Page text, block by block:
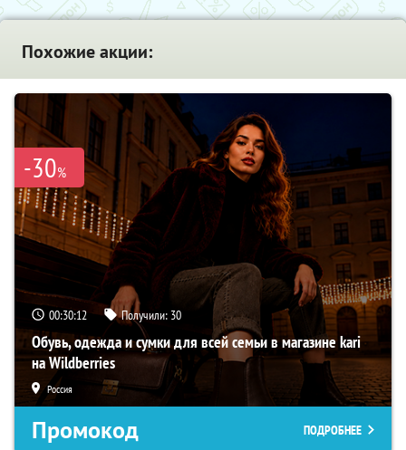
Похожие акции:
-30%
00:30:11 Получили: 30
Обувь, одежда и сумки для всей семьи в магазине kari
на Wildberries
Россия
Промокод ПОДРОБНЕЕ